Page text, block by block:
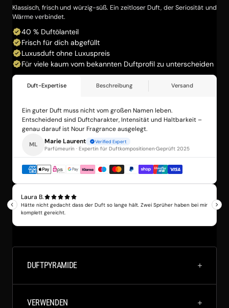
THE
BOTTLE
THE
BOTTLE
Klassisch, frisch und würzig-süß. Ein zeitloser Duft, der Seriosität und
Wärme verbindet.
DUFTPYRAMIDE
VERWENDEN